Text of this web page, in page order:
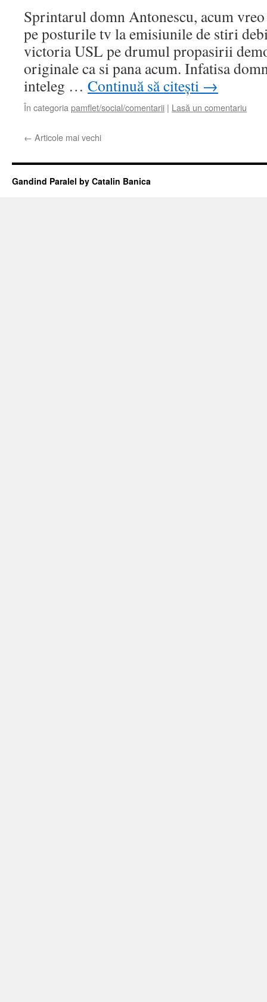
Sprintarul domn Antonescu, acum
pe posturile tv la emisiunile de stiri
victoria USL pe drumul propasirii
originale ca si pana acum. Infatisa
inteleg … Continuă să citești →
În categoria pamflet/social/comentarii | Lasă un comentariu
← Articole mai vechi
Gandind Paralel by Catalin Banica